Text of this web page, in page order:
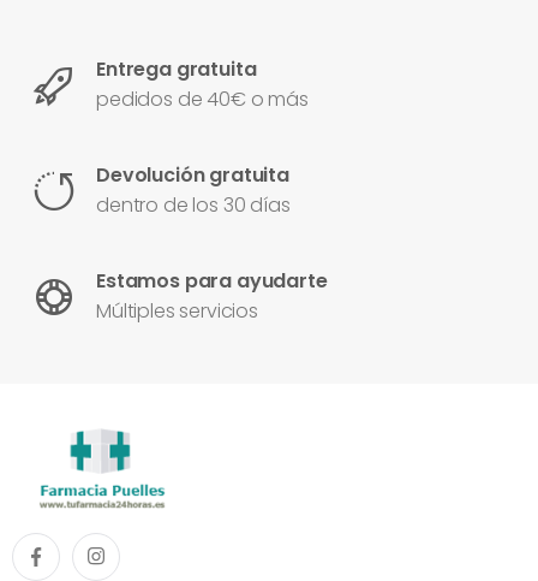
Entrega gratuita
pedidos de 40€ o más
Devolución gratuita
dentro de los 30 días
Estamos para ayudarte
Múltiples servicios